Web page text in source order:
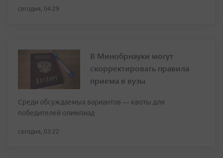
сегодня, 04:29
В Минобрнауки могут
скорректировать правила
приема в вузы
Среди обсуждаемых вариантов — квоты для
победителей олимпиад
сегодня, 03:22